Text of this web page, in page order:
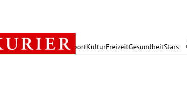
PolitikWirtschaft SportKulturFreizeitGesundheitStars